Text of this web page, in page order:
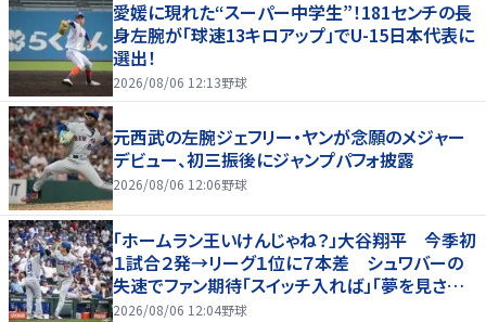
愛媛に現れた“スーパー中学生”！181センチの長
身左腕が「球速13キロアップ」でU-15日本代表に
選出！
2026/08/06 12:13野球
元西武の左腕ジェフリー・ヤンが念願のメジャー
デビュー、初三振後にジャンプパフォ披露
2026/08/06 12:06野球
「ホームラン王いけんじゃね？」大谷翔平 今季初
１試合２発→リーグ１位に７本差 シュワバーの
失速でファン期待「スイッチ入れば」「夢を見させ
てくれる」
2026/08/06 12:04野球